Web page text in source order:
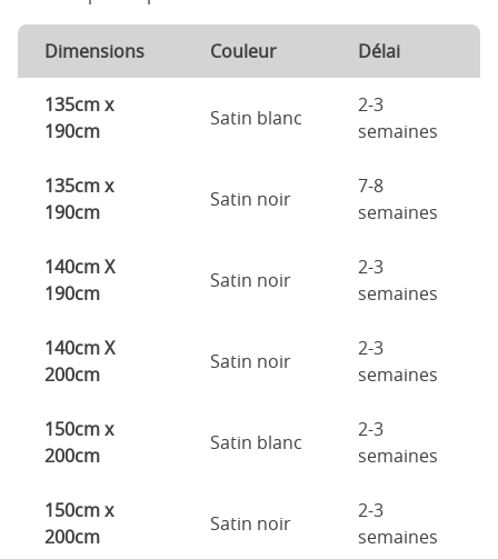
Dimensions Couleur Délai
135cm x
190cm
Satin blanc
2-3
semaines
135cm x
190cm
Satin noir
7-8
semaines
140cm X
190cm
Satin noir
2-3
semaines
140cm X
200cm
Satin noir
2-3
semaines
150cm x
200cm
Satin blanc
2-3
semaines
150cm x
200cm
Satin noir
2-3
semaines